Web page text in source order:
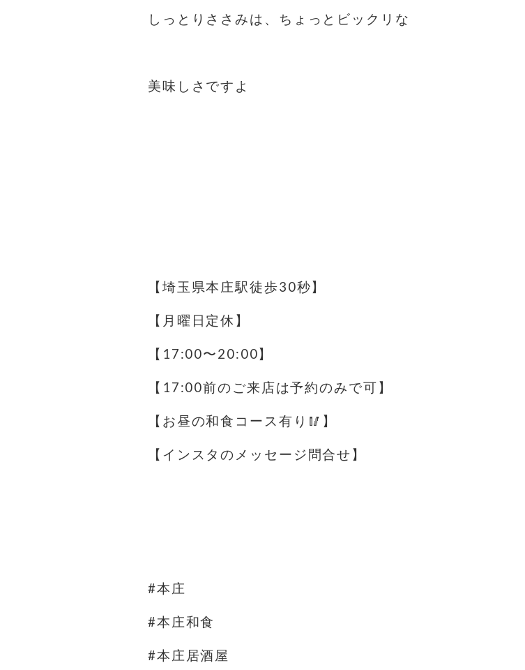
しっとりささみは、ちょっとビックリな
美味しさですよ
【埼玉県本庄駅徒歩30秒】
【月曜日定休】
【17:00〜20:00】
【17:00前のご来店は予約のみで可】
【お昼の和食コース有り🥢】
【インスタのメッセージ問合せ】
#本庄
#本庄和食
#本庄居酒屋